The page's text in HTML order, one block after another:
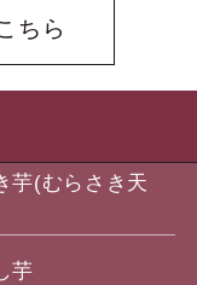
ちら
芋(むらさき天
芋